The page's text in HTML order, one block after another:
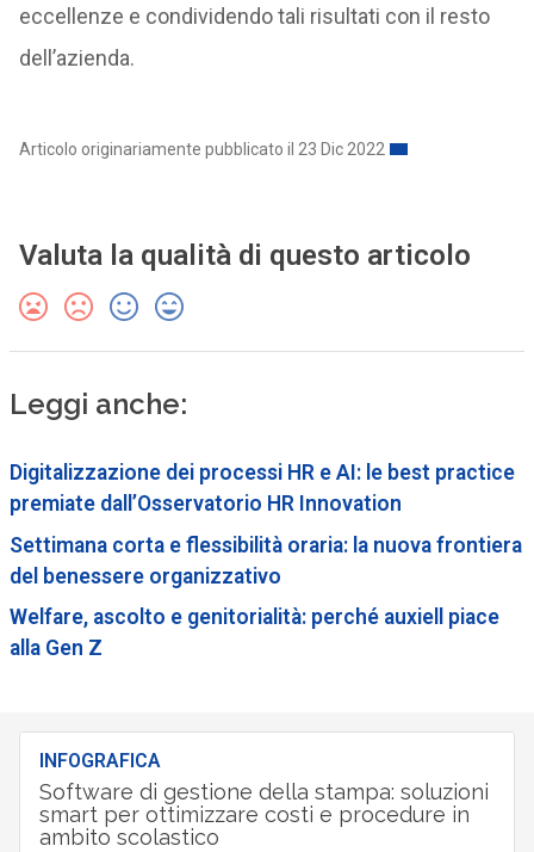
eccellenze e condividendo tali risultati con il resto
dell’azienda.
Articolo originariamente pubblicato il 23 Dic 2022
Valuta la qualità di questo articolo
Leggi anche:
Digitalizzazione dei processi HR e AI: le best practice
premiate dall’Osservatorio HR Innovation
Settimana corta e flessibilità oraria: la nuova frontiera
del benessere organizzativo
Welfare, ascolto e genitorialità: perché auxiell piace
alla Gen Z
INFOGRAFICA
Software di gestione della stampa: soluzioni
smart per ottimizzare costi e procedure in
ambito scolastico